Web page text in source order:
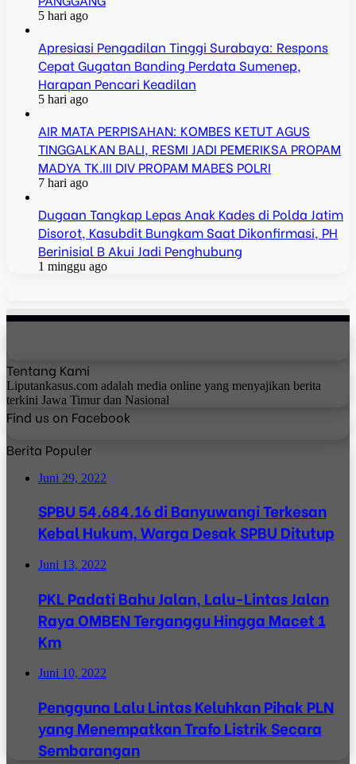
5 hari ago
Apresiasi Pengadilan Tinggi Surabaya: Respons
Cepat Gugatan Banding Perdata Sumenep,
Harapan Pencari Keadilan
5 hari ago
AIR MATA PERPISAHAN: KOMBES KETUT AGUS
TINGGALKAN BALI, RESMI JADI PEMERIKSA PROPAM
MADYA TK.III DIV PROPAM MABES POLRI
7 hari ago
Dugaan Tangkap Lepas Anak Kades di Polda Jatim
Disorot, Kasubdit Bungkam Saat Dikonfirmasi, PH
Berinisial B Akui Jadi Penghubung
1 minggu ago
Tentang Kami
Liputankasus.com adalah media online yang menyajikan berita
terkini Jawa Timur dan Nasional
Find us on Facebook
Berita Populer
Juni 29, 2022
SPBU 54.684.16 di Banyuwangi Terkesan
Kebal Hukum, Warga Desak SPBU Ditutup
Juni 13, 2022
PKL Padati Bahu Jalan, Lalu-Lintas Jalan
Raya OMBEN Terganggu Hingga Macet 1
Km
Juni 10, 2022
Pengguna Lalu Lintas Keluhkan Pihak PLN
yang Menempatkan Trafo Listrik Secara
Sembarangan